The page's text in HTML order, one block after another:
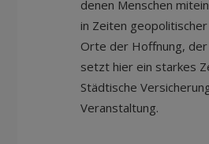
denen Menschen
in Zeiten
Orte der Hoffnung, der
setzt hier ein starkes
Städtische
Veranstaltung.